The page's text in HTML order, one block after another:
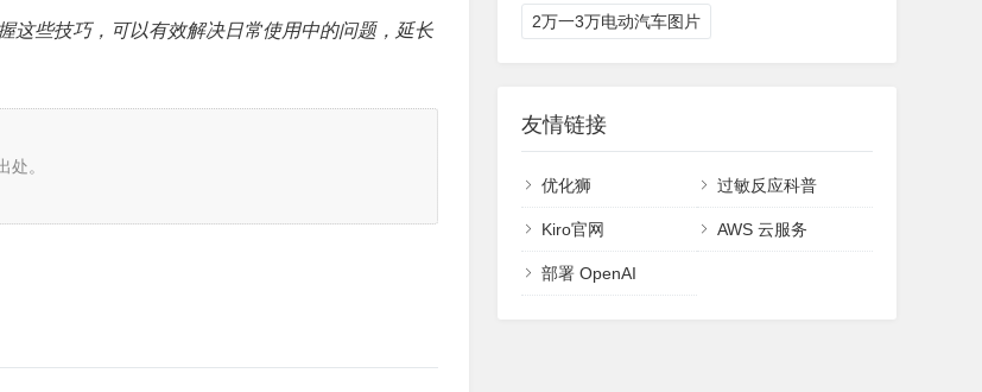
这些技巧，可以有效解决日常使用中的问题，延长
处。
2万一3万电动汽车图片
友情链接
优化狮 过敏反应科普
Kiro官网 AWS 云服务
部署 OpenAI